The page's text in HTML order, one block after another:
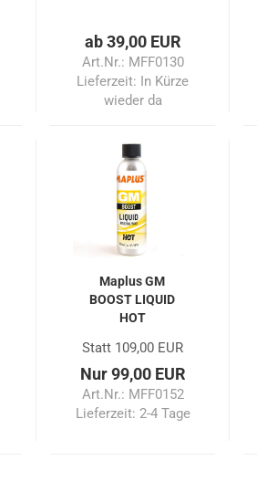
ab 39,00 EUR
Art.Nr.: MFF0130
Lieferzeit: In Kürze
wieder da
Maplus GM
BOOST LIQUID
HOT
Statt 109,00 EUR
Nur 99,00 EUR
Art.Nr.: MFF0152
Lieferzeit: 2-4 Tage